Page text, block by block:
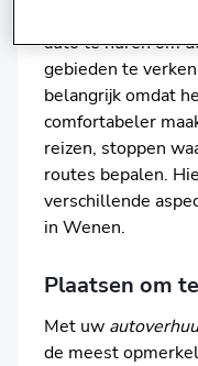
auto te huren om
gebieden te
belangrijk omdat
comfortabeler
reizen, stoppen
routes bepalen.
verschillende
in Wenen.
Plaatsen om
Met uw
de meest